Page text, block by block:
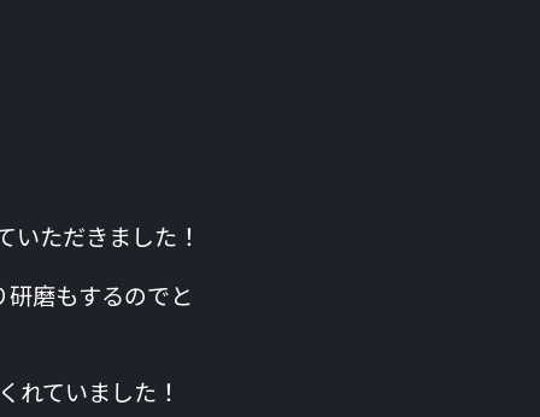
ただきました！
磨もするのでと
れていました！